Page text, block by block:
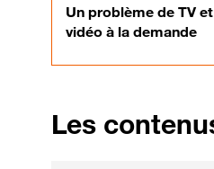
Un problème de TV
vidéo à la demande
Les